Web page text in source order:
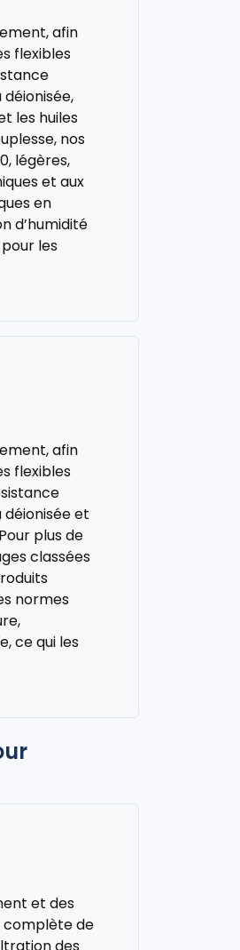
afin
flexibles
les huiles
nos
légères,
et aux
en
d’humidité
les
afin
flexibles
déionisée et
plus de
classées
normes
ce qui les
et des
complète de